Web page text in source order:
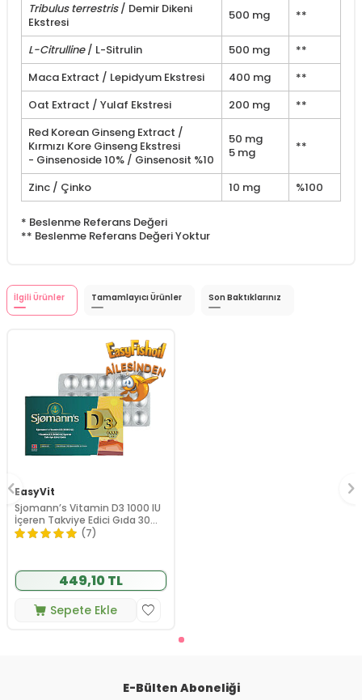
Tribulus terrestris/ Demir Dikeni
Ekstresi
500 mg **
L-Citrulline/ L-Sitrulin 500 mg
**
Maca Extract / Lepidyum Ekstresi
400 mg
**
Oat Extract / Yulaf Ekstresi
200 mg
**
Red Korean Ginseng Extract /
Kırmızı Kore Ginseng Ekstresi
- Ginsenoside 10% / Ginsenosit %10
50 mg
5 mg
**
Zinc / Çinko 10 mg %100
* Beslenme Referans Değeri
** Beslenme Referans Değeri Yoktur
İlgili Ürünler Tamamlayıcı Ürünler Son Baktıklarınız
EasyVit
Sjomann’s Vitamin D3 1000 IU
İçeren Takviye Edici Gıda 30
Adet Çiğnenebilir Jel Form
(7)
449,10 TL
Sepete Ekle
E-Bülten Aboneliği